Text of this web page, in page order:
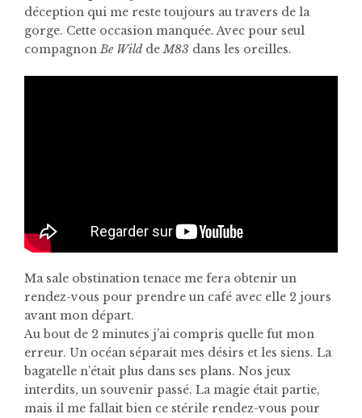
déception qui me reste toujours au travers de la
gorge. Cette occasion manquée. Avec pour seul
compagnonBe WilddeM83 dans les oreilles.
Ma sale obstination tenace me fera obtenir un
rendez-vous pour prendre un café avec elle 2 jours
avant mon départ.
Au bout de 2 minutes j’ai compris quelle fut mon
erreur. Un océan séparait mes désirs et les siens. La
bagatelle n’était plus dans ses plans. Nos jeux
interdits, un souvenir passé. La magie était partie,
mais il me fallait bien ce stérile rendez-vous pour